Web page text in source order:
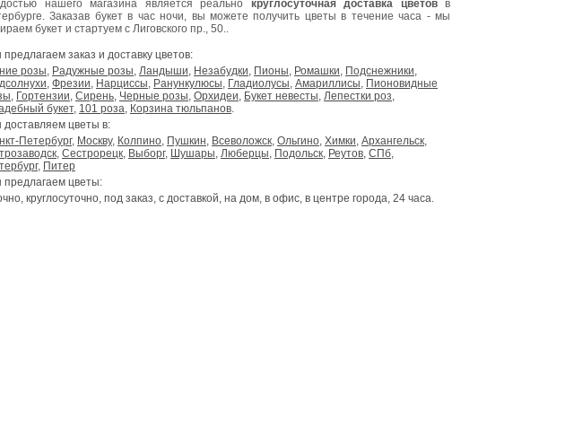
нашего магазина является реально круглосуточная доставка цветовв
Заказав букет в час ночи, вы можете получить цветы в течение часа - мы
букет и стартуем с Лиговского пр., 50..
заказ и доставку цветов:
розы, Радужные розы, Ландыши, Незабудки, Пионы, Ромашки, Подснежники,
, Фрезии, Нарциссы, Ранункулюсы, Гладиолусы, Амариллисы, Пионовидные
, Гортензии, Сирень, Черные розы, Орхидеи, Букет невесты, Лепестки роз,
букет, 101 роза, Корзина тюльпанов.
доставляем цветы в:
Петербург, Москву, Колпино, Пушкин, Всеволожск, Ольгино, Химки, Архангельск,
, Сестрорецк, Выборг, Шушары, Люберцы, Подольск, Реутов, СПб,
, Питер
предлагаем цветы:
круглосуточно, под заказ, с доставкой, на дом, в офис, в центре города, 24 часа.